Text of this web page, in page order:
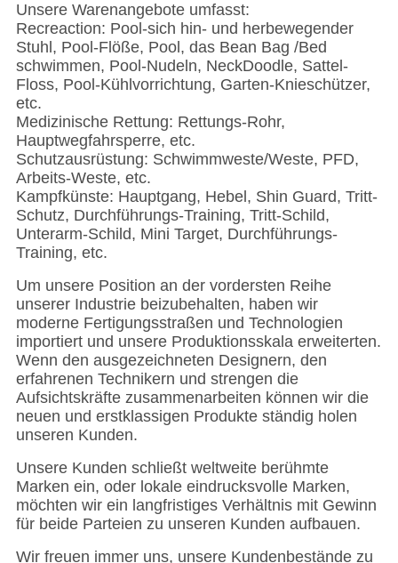
Unsere Warenangebote umfasst:
Recreaction: Pool-sich hin- und herbewegender
Stuhl, Pool-Flöße, Pool, das Bean Bag /Bed
schwimmen, Pool-Nudeln, NeckDoodle, Sattel-
Floss, Pool-Kühlvorrichtung, Garten-Knieschützer,
etc.
Medizinische Rettung: Rettungs-Rohr,
Hauptwegfahrsperre, etc.
Schutzausrüstung: Schwimmweste/Weste, PFD,
Arbeits-Weste, etc.
Kampfkünste: Hauptgang, Hebel, Shin Guard, Tritt-
Schutz, Durchführungs-Training, Tritt-Schild,
Unterarm-Schild, Mini Target, Durchführungs-
Training, etc.
Um unsere Position an der vordersten Reihe
unserer Industrie beizubehalten, haben wir
moderne Fertigungsstraßen und Technologien
importiert und unsere Produktionsskala erweiterten.
Wenn den ausgezeichneten Designern, den
erfahrenen Technikern und strengen die
Aufsichtskräfte zusammenarbeiten können wir die
neuen und erstklassigen Produkte ständig holen
unseren Kunden.
Unsere Kunden schließt weltweite berühmte
Marken ein, oder lokale eindrucksvolle Marken,
möchten wir ein langfristiges Verhältnis mit Gewinn
für beide Parteien zu unseren Kunden aufbauen.
Wir freuen immer uns, unsere Kundenbestände zu